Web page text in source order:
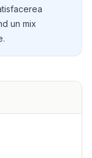
un mix